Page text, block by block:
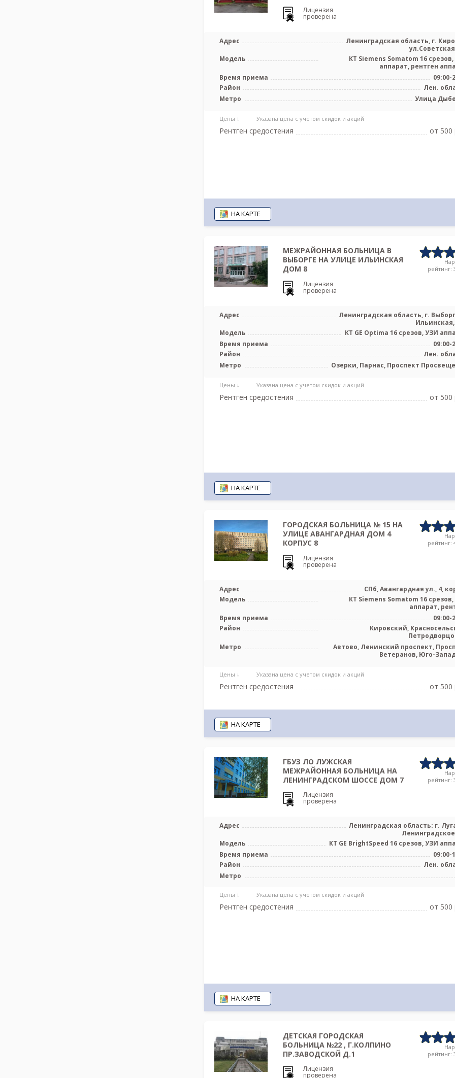
Лицензия
проверена
Адрес
Ленинградская область, г.
Модель
КТ Siemens Somatom 16
аппарат, рентген
Время приема
09:00-
Район
Лен.
Метро
Улица
Цены ↓ Указана цена с учетом скидок и акций
Рентген средостения от 500
НА КАРТЕ
МЕЖРАЙОННАЯ БОЛЬНИЦА В
ВЫБОРГЕ НА УЛИЦЕ ИЛЬИНСКАЯ
ДОМ 8
Лицензия
проверена
рейтинг:
Адрес
Ленинградская область, г.
Модель
КТ GE Optima 16 срезов, УЗИ
Время приема
09:00-
Район
Лен.
Метро
Озерки, Парнас, Проспект
Цены ↓ Указана цена с учетом скидок и акций
Рентген средостения от 500
НА КАРТЕ
ГОРОДСКАЯ БОЛЬНИЦА № 15 НА
УЛИЦЕ АВАНГАРДНАЯ ДОМ 4
КОРПУС 8
Лицензия
проверена
рейтинг:
Адрес
СПб, Авангардная ул., 4,
Модель
КТ Siemens Somatom 16
аппарат,
Время приема
09:00-
Район
Кировский,
Метро
Автово, Ленинский проспект,
Ветеранов, Юго-
Цены ↓ Указана цена с учетом скидок и акций
Рентген средостения от 500
НА КАРТЕ
ГБУЗ ЛО ЛУЖСКАЯ
МЕЖРАЙОННАЯ БОЛЬНИЦА НА
ЛЕНИНГРАДСКОМ ШОССЕ ДОМ 7
Лицензия
проверена
рейтинг:
Адрес
Ленинградская область: г.
Модель
КТ GE BrightSpeed 16 срезов, УЗИ
Время приема
09:00-
Район
Лен.
Метро
Цены ↓ Указана цена с учетом скидок и акций
Рентген средостения от 500
НА КАРТЕ
ДЕТСКАЯ ГОРОДСКАЯ
БОЛЬНИЦА №22 , Г.КОЛПИНО
ПР.ЗАВОДСКОЙ Д.1
Лицензия
проверена
рейтинг: